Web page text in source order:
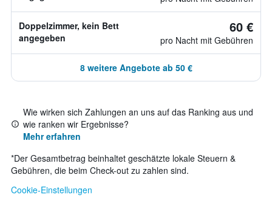
Doppelzimmer, kein Bett
angegeben
60 €
pro Nacht mit Gebühren
8 weitere Angebote ab 50 €
Wie wirken sich Zahlungen an uns auf das Ranking aus und
wie ranken wir Ergebnisse?
Mehr erfahren
*Der Gesamtbetrag beinhaltet geschätzte lokale Steuern &
Gebühren, die beim Check-out zu zahlen sind.
Cookie-Einstellungen